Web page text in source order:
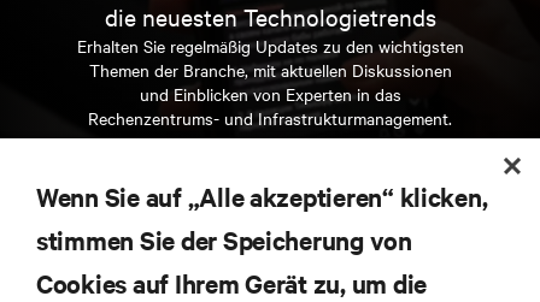
die neuesten Technologietrends
Erhalten Sie regelmäßig Updates zu den wichtigsten
Themen der Branche, mit aktuellen Diskussionen
und Einblicken von Experten in das
Rechenzentrums- und Infrastrukturmanagement.
Wenn Sie auf „Alle akzeptieren“ klicken,
stimmen Sie der Speicherung von
Cookies auf Ihrem Gerät zu, um die